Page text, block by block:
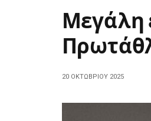
Μεγάλη
20 ΟΚΤΩΒΡΊΟΥ 2025